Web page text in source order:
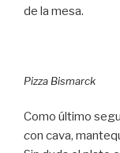
de la mesa.
Pizza Bismarck
Como último
con cava,